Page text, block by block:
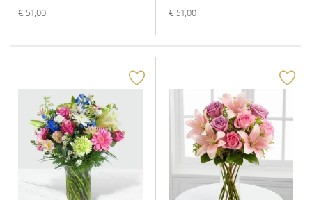
€ 51,00 € 51,00